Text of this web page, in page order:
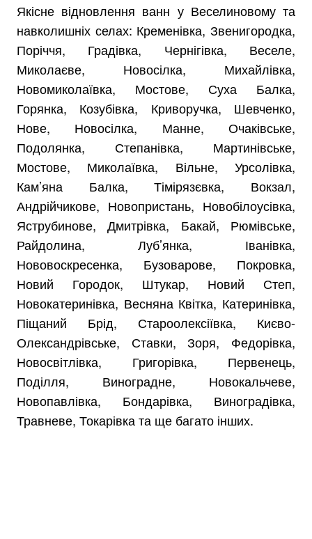
Якісне відновлення ванн у Веселиновому та
навколишніх селах: Кременівка, Звенигородка,
Поріччя, Градівка, Чернігівка, Веселе,
Миколаєве, Новосілка, Михайлівка,
Новомиколаївка, Мостове, Суха Балка,
Горянка, Козубівка, Криворучка, Шевченко,
Нове, Новосілка, Манне, Очаківське,
Подолянка, Степанівка, Мартинівське,
Мостове, Миколаївка, Вільне, Урсолівка,
Кам’яна Балка, Тімірязєвка, Вокзал,
Андрійчикове, Новопристань, Новобілоусівка,
Яструбинове, Дмитрівка, Бакай, Рюмівське,
Райдолина, Луб’янка, Іванівка,
Нововоскресенка, Бузоварове, Покровка,
Новий Городок, Штукар, Новий Степ,
Новокатеринівка, Весняна Квітка, Катеринівка,
Піщаний Брід, Староолексіївка, Києво-
Олександрівське, Ставки, Зоря, Федорівка,
Новосвітлівка, Григорівка, Первенець,
Поділля, Виноградне, Новокальчеве,
Новопавлівка, Бондарівка, Виноградівка,
Травневе, Токарівка та ще багато інших.